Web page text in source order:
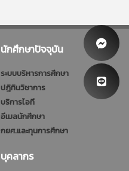
นักศึกษาปัจจุบัน
ระบบบริหารการศึกษา
ปฎิทินวิชาการ
บริการไอที
อีเมลนักศึกษา
กยศ.และทุนการศึกษา
บุคลากร